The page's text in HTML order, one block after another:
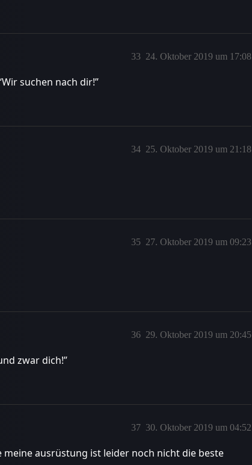
24. Oktober 2019 um 17:08
33
suchen nach dir!”
25. Oktober 2019 um 21:18
34
27. Oktober 2019 um 09:23
35
29. Oktober 2019 um 20:45
36
zwar dich!”
30. Oktober 2019 um 04:52
37
meine ausrüstung ist leider noch nicht die beste